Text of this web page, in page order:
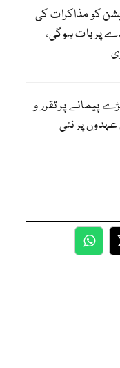
کو مذاکرات کی
پر بات ہوگی،
پیمانے پر تقرر و
عہدوں پر نئی